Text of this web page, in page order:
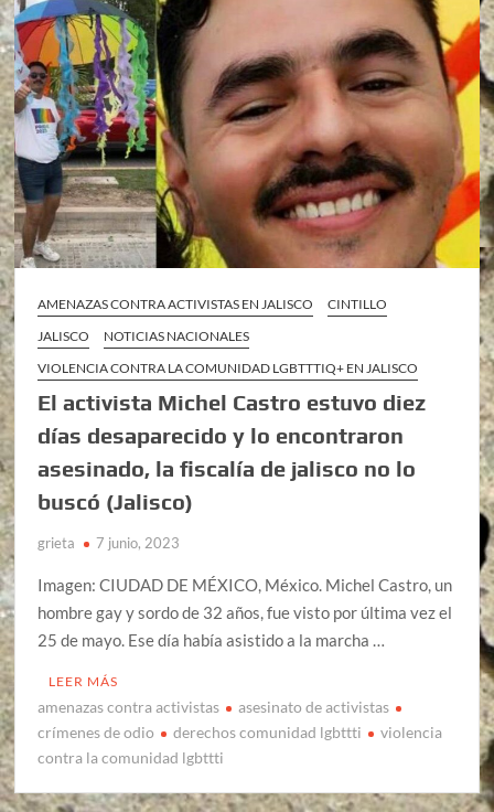
AMENAZAS CONTRA ACTIVISTAS EN JALISCO
CINTILLO
JALISCO
NOTICIAS NACIONALES
VIOLENCIA CONTRA LA COMUNIDAD LGBTTTIQ+ EN JALISCO
El activista Michel Castro estuvo diez
días desaparecido y lo encontraron
asesinado, la fiscalía de jalisco no lo
buscó (Jalisco)
grieta 7 junio, 2023
Imagen: CIUDAD DE MÉXICO, México. Michel Castro, un
hombre gay y sordo de 32 años, fue visto por última vez el
25 de mayo. Ese día había asistido a la marcha …
LEER MÁS
amenazas contra activistas
asesinato de activistas
crímenes de odio
derechos comunidad lgbttti
violencia
contra la comunidad lgbttti